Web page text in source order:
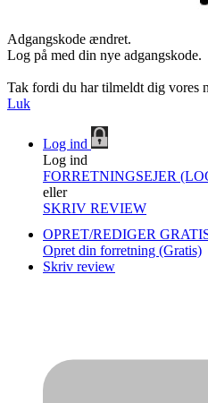
Adgangskode ændret.
Log på med din nye adgangskode.
Tak fordi du har tilmeldt dig vores
Luk
Log ind
Log ind
FORRETNINGSEJER
eller
SKRIV REVIEW
OPRET/REDIGER
Opret din forretning (Gratis)
Skriv review